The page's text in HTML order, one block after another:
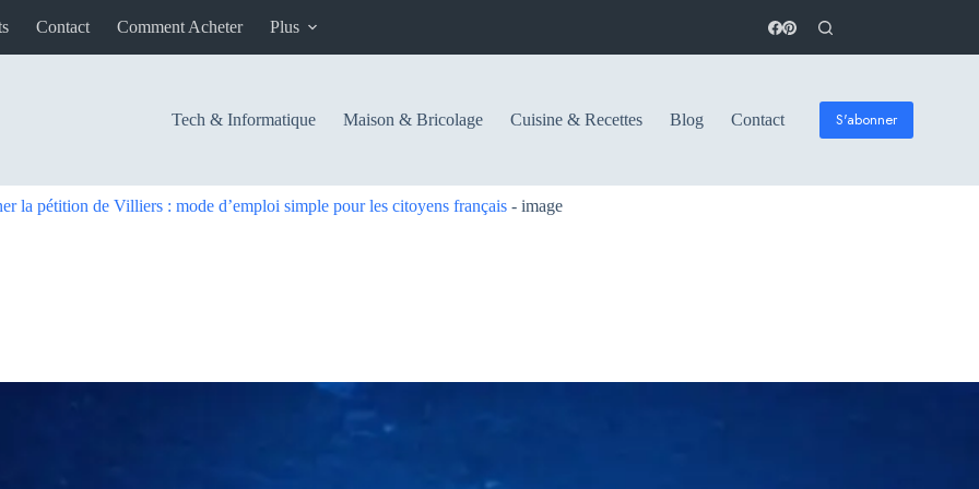
Contact Comment Acheter Plus
Tech & Informatique Maison & Bricolage Cuisine & Recettes Blog Contact S'abonner
la pétition de Villiers : mode d’emploi simple pour les citoyens français - image